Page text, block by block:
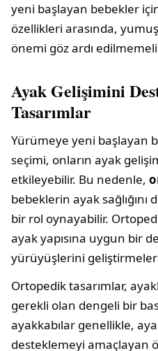
yeni başlayan bebekler
özellikleri arasında,
önemi göz ardı
Ayak Gelişimini
Tasarımlar
Yürümeye yeni başlayan
seçimi, onların ayak
etkileyebilir. Bu nedenle,
bebeklerin ayak
bir rol oynayabilir.
ayak yapısına uygun bir
yürüyüşlerini
Ortopedik tasarımlar,
gerekli olan dengeli bir
ayakkabılar genellikle,
desteklemeyi amaçlayan